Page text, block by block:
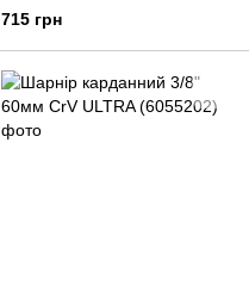
715 грн